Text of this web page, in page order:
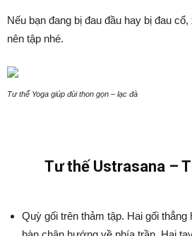
Nếu bạn đang bị đau đầu hay bị đau
nên tập nhé.
Tư thế Yoga giúp đùi thon gọn – lạc đà
Tư thế Ustrasana –
Quỳ gối trên thảm tập. Hai gối thẳng